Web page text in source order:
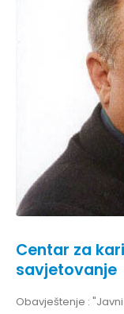
Centar za
savjetovanje
Obavještenje :